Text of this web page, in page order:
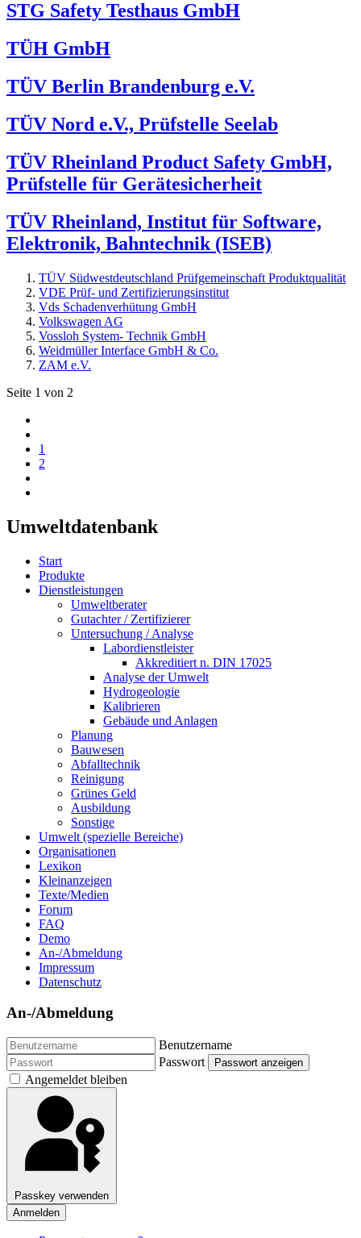
STG Safety Testhaus GmbH
TÜH GmbH
TÜV Berlin Brandenburg e.V.
TÜV Nord e.V., Prüfstelle Seelab
TÜV Rheinland Product Safety GmbH,
Prüfstelle für Gerätesicherheit
TÜV Rheinland, Institut für Software,
Elektronik, Bahntechnik (ISEB)
TÜV Südwestdeutschland Prüfgemeinschaft Produktqualität
VDE Prüf- und Zertifizierungsinstitut
Vds Schadenverhütung GmbH
Volkswagen AG
Vossloh System- Technik GmbH
Weidmüller Interface GmbH & Co.
ZAM e.V.
Seite 1 von 2
1
2
Umweltdatenbank
Start
Produkte
Dienstleistungen
Umweltberater
Gutachter / Zertifizierer
Untersuchung / Analyse
Labordienstleister
Akkreditiert n. DIN 17025
Analyse der Umwelt
Hydrogeologie
Kalibrieren
Gebäude und Anlagen
Planung
Bauwesen
Abfalltechnik
Reinigung
Grünes Geld
Ausbildung
Sonstige
Umwelt (spezielle Bereiche)
Organisationen
Lexikon
Kleinanzeigen
Texte/Medien
Forum
FAQ
Demo
An-/Abmeldung
Impressum
Datenschutz
An-/Abmeldung
Benutzername
Passwort
Passwort anzeigen
Angemeldet bleiben
Passkey verwenden
Anmelden